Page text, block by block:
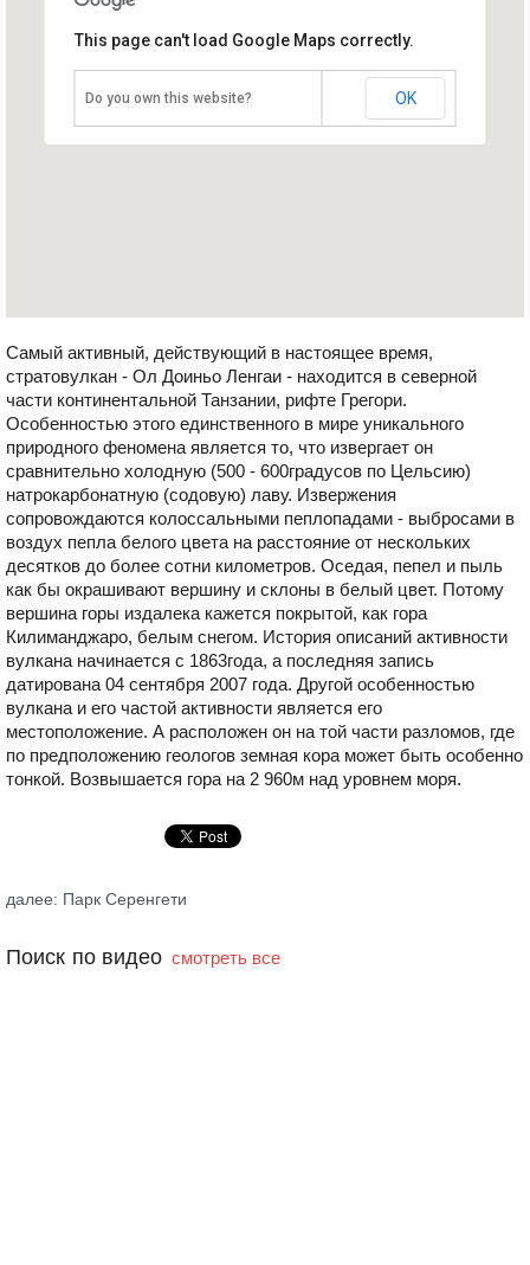
Ленгаи
This page can't load Google Maps correctly.
Do you own this website? OK
Самый активный, действующий в настоящее время,
стратовулкан - Ол Доиньо Ленгаи - находится в северной
части континентальной Танзании, рифте Грегори.
Особенностью этого единственного в мире уникального
природного феномена является то, что извергает он
сравнительно холодную (500 - 600градусов по Цельсию)
натрокарбонатную (содовую) лаву. Извержения
сопровождаются колоссальными пеплопадами - выбросами в
воздух пепла белого цвета на расстояние от нескольких
десятков до более сотни километров. Оседая, пепел и пыль
как бы окрашивают вершину и склоны в белый цвет. Потому
вершина горы издалека кажется покрытой, как гора
Килиманджаро, белым снегом. История описаний активности
вулкана начинается с 1863года, а последняя запись
датирована 04 сентября 2007 года. Другой особенностью
вулкана и его частой активности является его
местоположение. А расположен он на той части разломов, где
по предположению геологов земная кора может быть особенно
тонкой. Возвышается гора на 2 960м над уровнем моря.
далее: Парк Серенгети
Поиск по видео смотреть все